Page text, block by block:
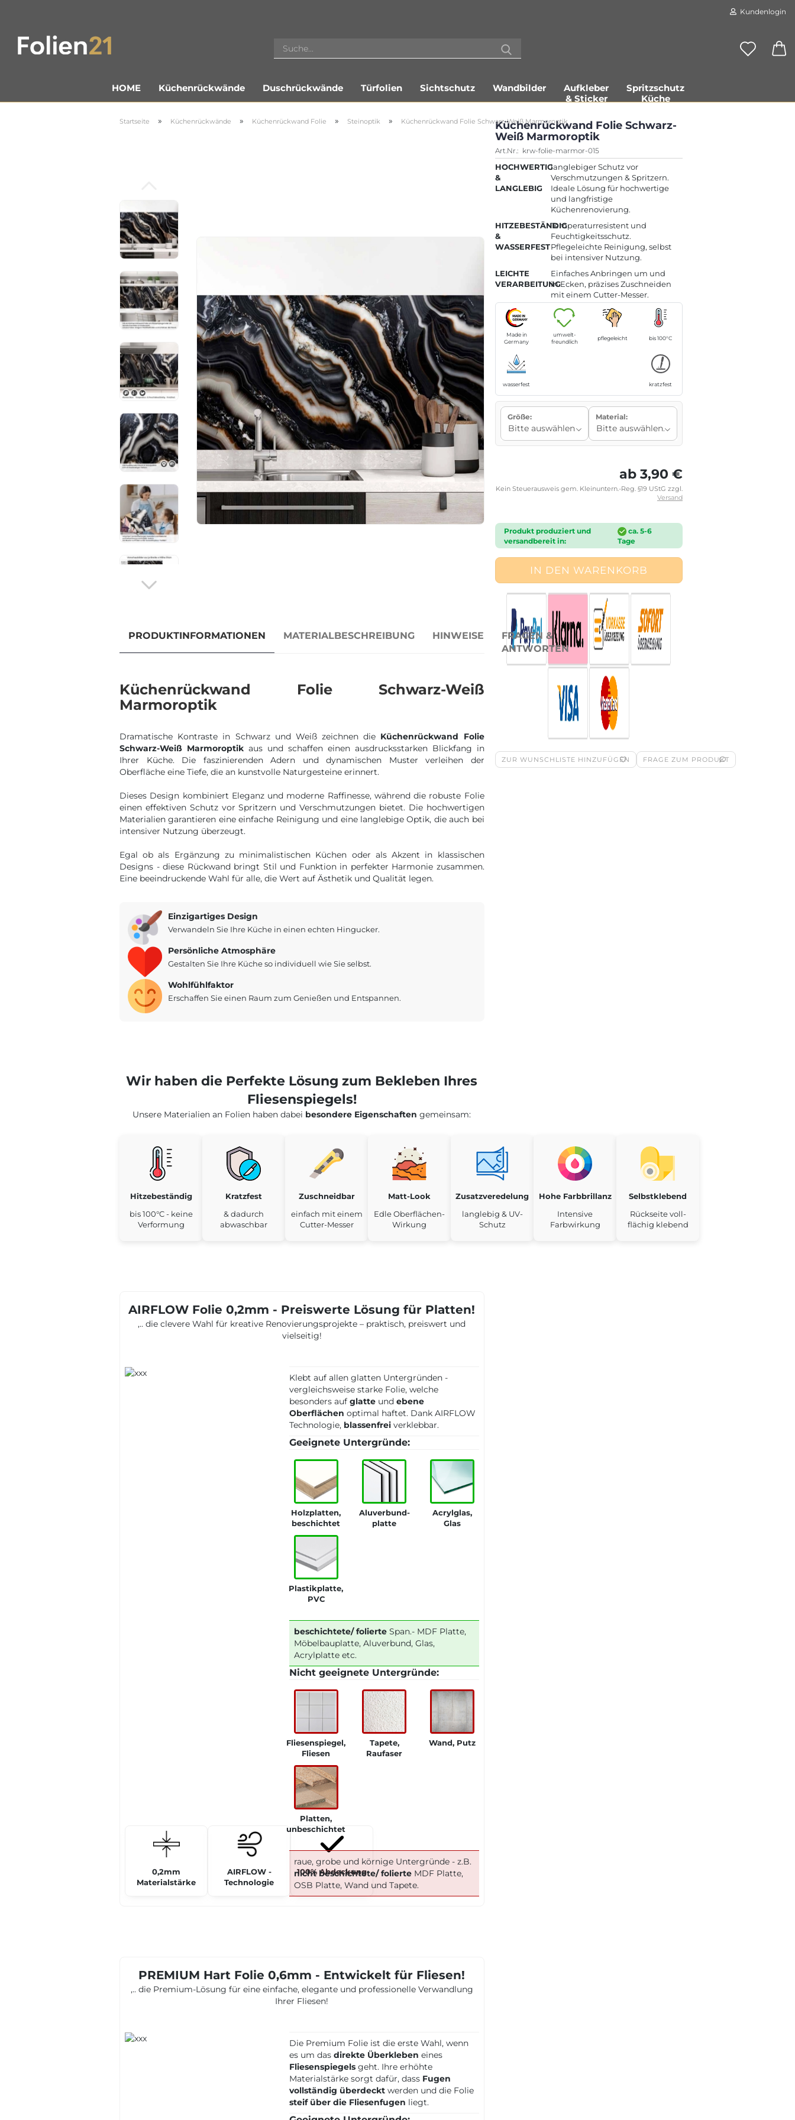
Kundenlogin
Konto erstellen
HOME Küchenrückwände Duschrückwände Türfolien Sichtschutz Wandbilder
Aufkleber
& Sticker
Spritzschutz
Küche
Startseite » Küchenrückwände » Küchenrückwand Folie » Steinoptik » Küchenrückwand Folie Schwarz-Weiß MarmoroptikKüchenrückwand Folie Schwarz-
Weiß Marmoroptik
Art.Nr.: krw-folie-marmor-015
HOCHWERTIG
&
LANGLEBIG
langlebiger Schutz vor
Verschmutzungen & Spritzern.
Ideale Lösung für hochwertige
und langfristige
Küchenrenovierung.
HITZEBESTÄNDIG
&
WASSERFEST
Temperaturresistent und
Feuchtigkeitsschutz.
Pflegeleichte Reinigung, selbst
bei intensiver Nutzung.
LEICHTE
VERARBEITUNG
Einfaches Anbringen um und
in Ecken, präzises Zuschneiden
mit einem Cutter-Messer.
Made in
Germany
umwelt-
freundlich
pflegeleicht bis 100°C
wasserfest kratzfest
Größe: Material:
ab 3,90 €
Kein Steuerausweis gem. Kleinuntern.-Reg. §19 UStG zzgl.
Versand
Produkt produziert und
versandbereit in:
ca. 5-6
Tage
ZUR WUNSCHLISTE HINZUFÜGEN FRAGE ZUM PRODUKT
PRODUKTINFORMATIONEN MATERIALBESCHREIBUNG HINWEISE
FRAGEN &
ANTWORTEN
Küchenrückwand Folie Schwarz-Weiß
Marmoroptik
Dramatische Kontraste in Schwarz und Weiß zeichnen die Küchenrückwand Folie
Schwarz-Weiß Marmoroptikaus und schaffen einen ausdrucksstarken Blickfang in
Ihrer Küche. Die faszinierenden Adern und dynamischen Muster verleihen der
Oberfläche eine Tiefe, die an kunstvolle Naturgesteine erinnert.
Dieses Design kombiniert Eleganz und moderne Raffinesse, während die robuste Folie
einen effektiven Schutz vor Spritzern und Verschmutzungen bietet. Die hochwertigen
Materialien garantieren eine einfache Reinigung und eine langlebige Optik, die auch bei
intensiver Nutzung überzeugt.
Egal ob als Ergänzung zu minimalistischen Küchen oder als Akzent in klassischen
Designs - diese Rückwand bringt Stil und Funktion in perfekter Harmonie zusammen.
Eine beeindruckende Wahl für alle, die Wert auf Ästhetik und Qualität legen.
Einzigartiges Design
Verwandeln Sie Ihre Küche in einen echten Hingucker.
Persönliche Atmosphäre
Gestalten Sie Ihre Küche so individuell wie Sie selbst.
Wohlfühlfaktor
Erschaffen Sie einen Raum zum Genießen und Entspannen.
Wir haben die Perfekte Lösung zum Bekleben Ihres
Fliesenspiegels!
Unsere Materialien an Folien haben dabei besondere Eigenschaften gemeinsam:
Hitzebeständig
bis 100°C - keine
Verformung
Kratzfest
& dadurch
abwaschbar
Zuschneidbar
einfach mit einem
Cutter-Messer
Matt-Look
Edle Oberflächen-
Wirkung
Zusatzveredelung
langlebig & UV-
Schutz
Hohe Farbbrillanz
Intensive
Farbwirkung
Selbstklebend
Rückseite voll-
flächig klebend
AIRFLOW Folie 0,2mm - Preiswerte Lösung für Platten!
,.. die clevere Wahl für kreative Renovierungsprojekte – praktisch, preiswert und
vielseitig!
0,2mm
Materialstärke
AIRFLOW -
Technologie
100% Abdeckung
Klebt auf allen glatten Untergründen -
vergleichsweise starke Folie, welche
besonders aufglatte undebene
Oberflächen optimal haftet. Dank AIRFLOW
Technologie, blassenfrei verklebbar.
Geeignete Untergründe:
Holzplatten,
beschichtet
Aluverbund-
platte
Acrylglas,
Glas
Plastikplatte,
PVC
beschichtete/ folierte Span.- MDF Platte,
Möbelbauplatte, Aluverbund, Glas,
Acrylplatte etc.
Nicht geeignete Untergründe:
Fliesenspiegel,
Fliesen
Tapete,
Raufaser
Wand, Putz
Platten,
unbeschichtet
raue, grobe und körnige Untergründe - z.B.
nicht beschichtete/ folierte MDF Platte,
OSB Platte, Wand und Tapete.
PREMIUM Hart Folie 0,6mm - Entwickelt für Fliesen!
,.. die Premium-Lösung für eine einfache, elegante und professionelle Verwandlung
Ihrer Fliesen!
Die Premium Folie ist die erste Wahl, wenn
es um dasdirekte Überkleben eines
Fliesenspiegels geht. Ihre erhöhte
Materialstärke sorgt dafür, dass Fugen
vollständig überdeckt werden und die Folie
steif über die Fliesenfugen liegt.